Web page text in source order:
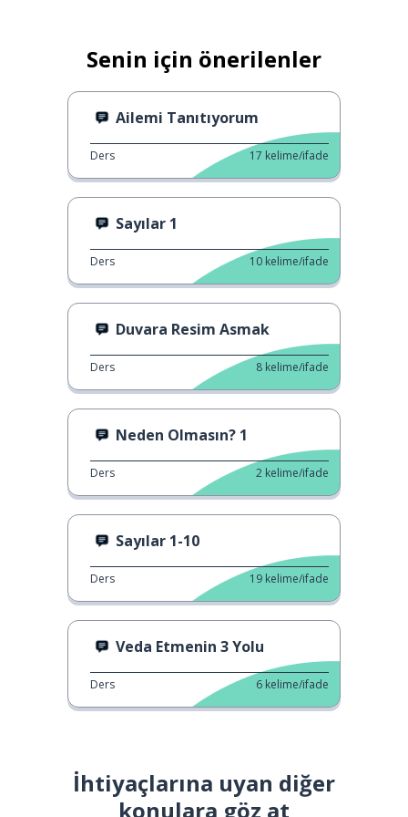
Senin için önerilenler
Ailemi Tanıtıyorum
Ders 17 kelime/ifade
Sayılar 1
Ders 10 kelime/ifade
Duvara Resim Asmak
Ders 8 kelime/ifade
Neden Olmasın? 1
Ders 2 kelime/ifade
Sayılar 1-10
Ders 19 kelime/ifade
Veda Etmenin 3 Yolu
Ders 6 kelime/ifade
İhtiyaçlarına uyan diğer
konulara göz at